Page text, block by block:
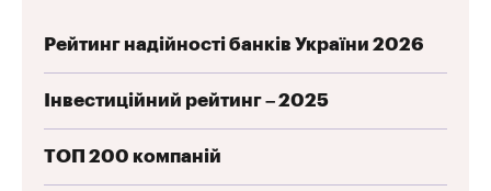
Рейтинг надійності банків України 2026
Інвестиційний рейтинг – 2025
ТОП 200 компаній